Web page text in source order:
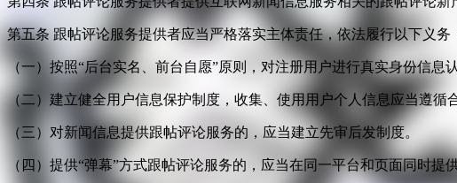
第五条 跟帖评论服务提供者应当严格落实主体责任，依法履行以下义务
（一）按照“后台实名、前台自愿”原则，对注册用户进行真实身份信
（二）建立健全用户信息保护制度，收集、使用用户个人信息应当遵
（三）对新闻信息提供跟帖评论服务的，应当建立先审后发制度。
（四）提供“弹幕”方式跟帖评论服务的，应当在同一平台和页面同时提